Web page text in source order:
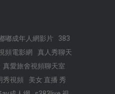
嘟成年人網影片
383
頻電影網
真人秀聊天
真愛旅舍視頻聊天室
秀視頻
美女 直播 秀